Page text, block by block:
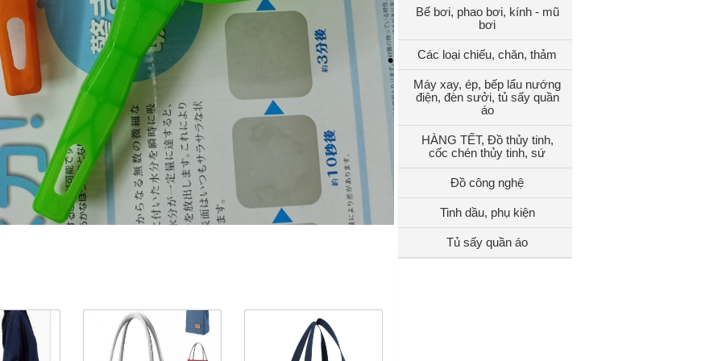
Bể bơi, phao bơi, kính - mũ
bơi
Các loại chiếu, chăn, thảm
Máy xay, ép, bếp lẩu nướng
điện, đèn sưởi, tủ sấy quần
áo
HÀNG TẾT, Đồ thủy tinh,
cốc chén thủy tinh, sứ
Đồ công nghệ
Tinh dầu, phụ kiện
Tủ sấy quần áo